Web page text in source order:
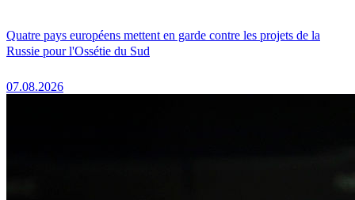
Quatre pays européens mettent en garde contre les projets de la
Russie pour l'Ossétie du Sud
07.08.2026